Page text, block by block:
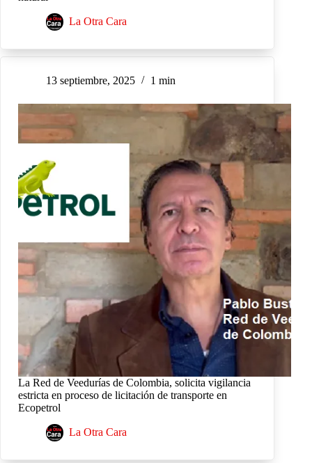
La Otra Cara
13 septiembre, 2025 1 min
La Red de Veedurías de Colombia, solicita vigilancia
estricta en proceso de licitación de transporte en
Ecopetrol
La Otra Cara